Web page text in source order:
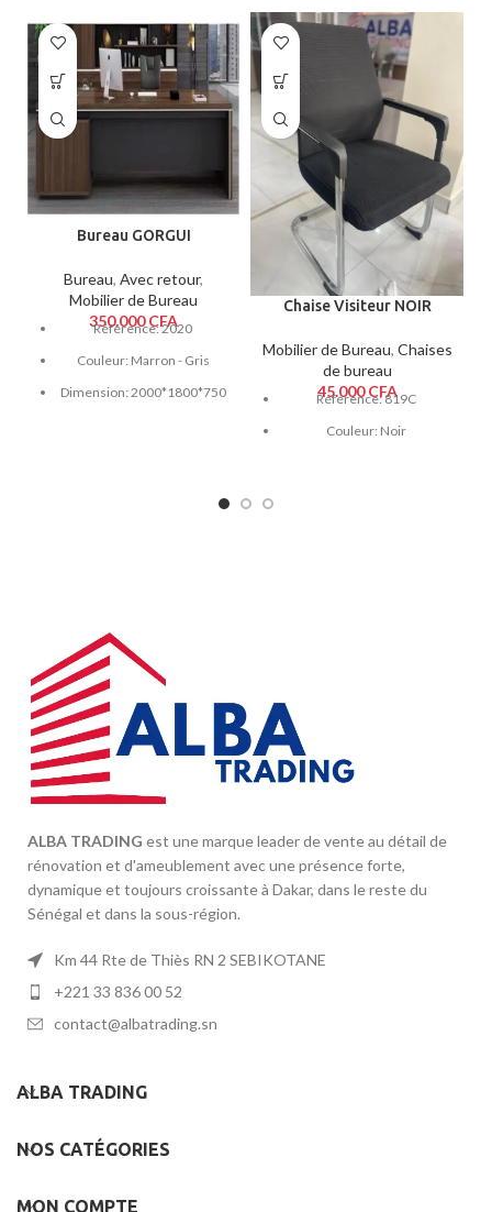
Bureau GORGUI
Bureau,Avec retour,
Mobilier de Bureau
350.000CFA
Référence: 2020
Couleur: Marron - Gris
Dimension: 2000*1800*750
Chaise Visiteur NOIR
Mobilier de Bureau, Chaises
de bureau
45.000CFA
Référence: 819C
Couleur: Noir
ALBA TRADING est une marque leader de vente au détail de
rénovation et d'ameublement avec une présence forte,
dynamique et toujours croissante à Dakar, dans le reste du
Sénégal et dans la sous-région.
Km 44 Rte de Thiès RN 2 SEBIKOTANE
+221 33 836 00 52
contact@albatrading.sn
ALBA TRADING
NOS CATÉGORIES
MON COMPTE